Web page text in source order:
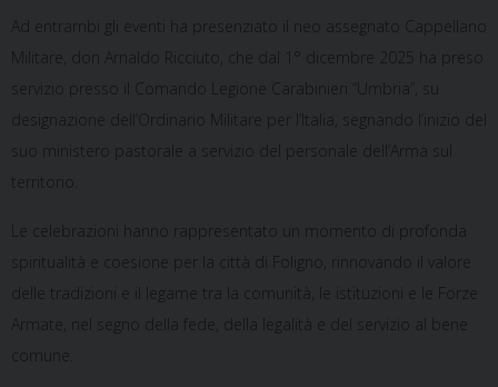
Ad entrambi gli eventi ha presenziato il neo assegnato Cappellano
Militare, don Arnaldo Ricciuto, che dal 1° dicembre 2025 ha preso
servizio presso il Comando Legione Carabinieri “Umbria”, su
designazione dell’Ordinario Militare per l’Italia, segnando l’inizio del
suo ministero pastorale a servizio del personale dell’Arma sul
territorio.
Le celebrazioni hanno rappresentato un momento di profonda
spiritualità e coesione per la città di Foligno, rinnovando il valore
delle tradizioni e il legame tra la comunità, le istituzioni e le Forze
Armate, nel segno della fede, della legalità e del servizio al bene
comune.